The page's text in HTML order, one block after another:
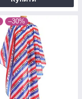
–30%